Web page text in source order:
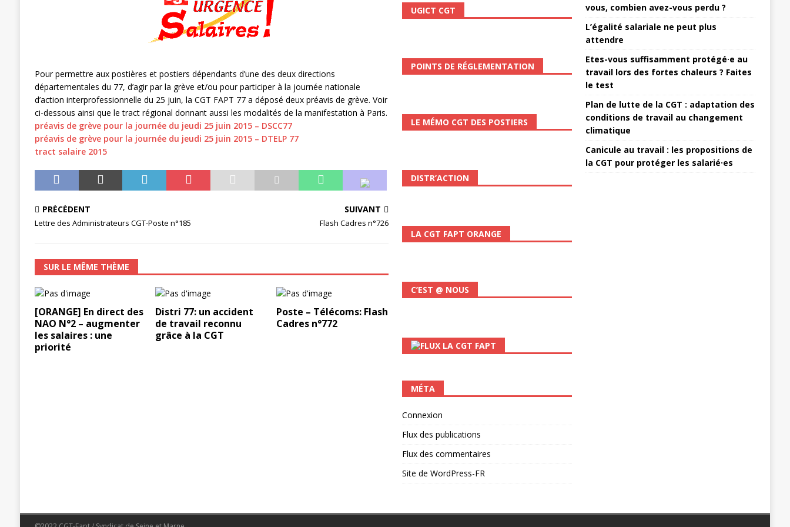
[ 11 septembre 2025 ]
Chronopost – ChronoScope n°126
[ 27 avril 2024 ] 1er MAI 2024 ACTUALITÉ
Pour permettre aux postières et postiers dépendants d’une des deux directions
départementales du 77, d’agir par la grève et/ou pour participer à la journée nationale
d’action interprofessionnelle du 25 juin, la CGT FAPT 77 a déposé deux préavis de grève. Voir
ci-dessous ainsi que le tract régional donnant aussi les modalités de la manifestation à Paris.
préavis de grève pour la journée du jeudi 25 juin 2015 – DSCC77
préavis de grève pour la journée du jeudi 25 juin 2015 – DTELP 77
tract salaire 2015
PRÉCÉDENT
Lettre des Administrateurs CGT-Poste n°185
SUIVANT
Flash Cadres n°726
SUR LE MÊME THÈME
[ORANGE] En direct des
NAO N°2 – augmenter
les salaires : une
priorité
Distri 77: un accident
de travail reconnu
grâce à la CGT
Poste – Télécoms: Flash
Cadres n°772
UGICT CGT
POINTS DE RÉGLEMENTATION
LE MÉMO CGT DES POSTIERS
DISTR’ACTION
LA CGT FAPT ORANGE
C’EST @ NOUS
LA CGT FAPT
MÉTA
Connexion
Flux des publications
Flux des commentaires
Site de WordPress-FR
vous, combien avez-vous perdu ?
L’égalité salariale ne peut plus
attendre
Etes-vous suffisamment protégé·e au
travail lors des fortes chaleurs ? Faites
le test
Plan de lutte de la CGT : adaptation des
conditions de travail au changement
climatique
Canicule au travail : les propositions de
la CGT pour protéger les salarié·es